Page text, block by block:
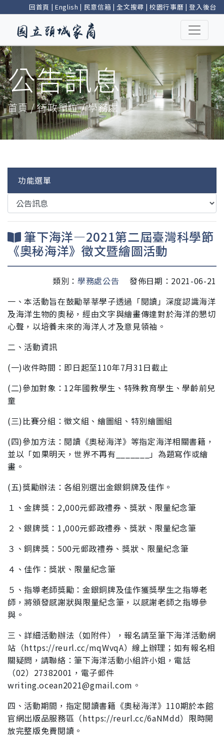
回首頁 | English | 民意信箱 |全文搜尋 | 校園行事曆 |登入後台
公告訊息
首頁 / 行政單位 / 學務處
功能選單
筆下海洋—2021第二屆臺灣科學節
《奧秘海洋》徵文暨繪圖活動
類別： 學務處公告
發佈日期：2021-06-21
一、本活動旨在鼓勵莘莘學子透過「閱讀」深度認識海洋
及海洋生物的奧秘，經由文字與繪畫傳達對於海洋的懇切
心聲，以培養未來的海洋人才及意見領袖。
二、活動資訊
(一)收件時間：即日起至110年7月31日截止
(二)參加對象：12年國教學生、特殊教育學生、學齡前兒
童
(三)比賽分組：徵文組、繪圖組、特別繪圖組
(四)參加方法：閱讀《奧秘海洋》等指定海洋相關書籍，
並以「如果明天，世界不再有_______」為題寫作或繪
畫。
(五)獎勵辦法：各組別選出金銀銅牌及佳作。
１、金牌獎：2,000元郵政禮券、獎狀、限量紀念筆
２、銀牌獎：1,000元郵政禮券、獎狀、限量紀念筆
３、銅牌獎：500元郵政禮券、獎狀、限量紀念筆
４、佳作：獎狀、限量紀念筆
５、指導老師獎勵：金銀銅牌及佳作獲獎學生之指導老
師，將頒發感謝狀與限量紀念筆，以感謝老師之指導參
與。
三、詳細活動辦法（如附件），報名請至筆下海洋活動網
站 （https://reurl.cc/mqWvqA）線上辦理；如有報名相
關疑問，請聯絡：筆下海洋活動小組許小姐，電話
（02） 27382001，電子郵件
writing.ocean2021@gmail.com。
四、活動期間，指定閱讀書籍《奧秘海洋》110期於本館
官網出版品服務區（https://reurl.cc/6aNMdd）限時開
放完整版免費閱讀。